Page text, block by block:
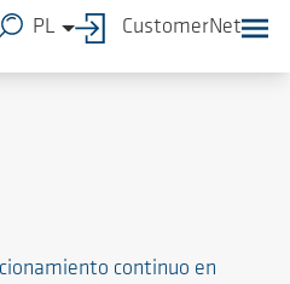
continuo en
PL CustomerNet